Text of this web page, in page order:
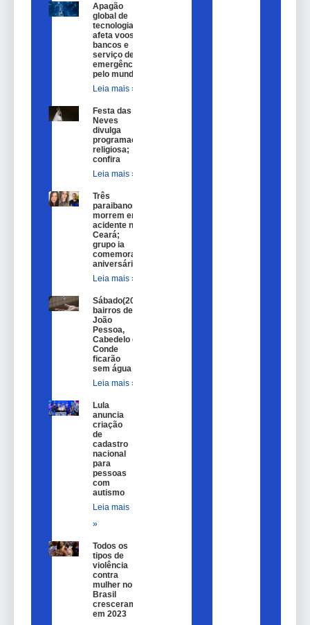
Apagão
global de
tecnologia
afeta voos,
bancos e
serviço de
emergência
pelo mundo
Leia mais »
Festa das
Neves
divulga
programação
religiosa;
confira
Leia mais »
Três
paraibanos
morrem em
acidente no
Ceará;
grupo ia
comemorar
aniversário
Leia mais »
Sábado(20)
bairros de
João
Pessoa,
Cabedelo e
Conde
ficarão
sem água
Leia mais »
Lula
anuncia
criação
de
cadastro
nacional
para
pessoas
com
autismo
Leia mais
»
Todos os
tipos de
violência
contra
mulher no
Brasil
cresceram
em 2023